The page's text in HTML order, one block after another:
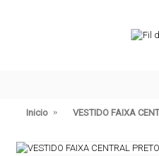
Inicio VESTIDO FAIXA